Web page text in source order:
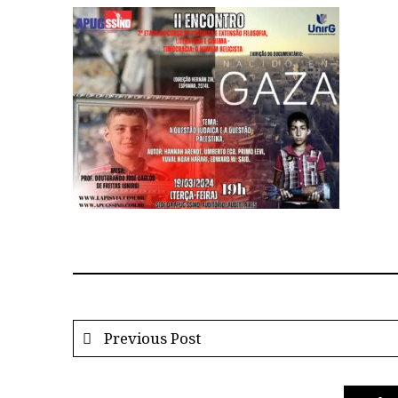
Previous Post